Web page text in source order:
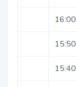
16:00
15:50
15:40